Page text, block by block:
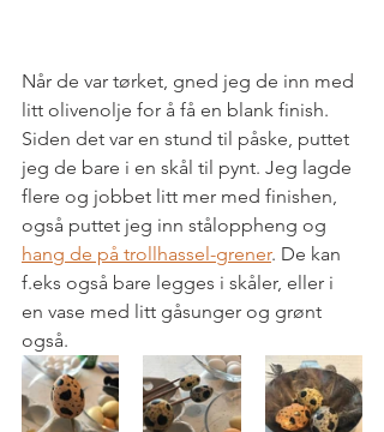
Når de var tørket, gned jeg de inn med
litt olivenolje for å få en blank finish.
Siden det var en stund til påske, puttet
jeg de bare i en skål til pynt. Jeg lagde
flere og jobbet litt mer med finishen,
også puttet jeg inn ståloppheng og
hang de på trollhassel-grener. De kan
f.eks også bare legges i skåler, eller i
en vase med litt gåsunger og grønt
også.